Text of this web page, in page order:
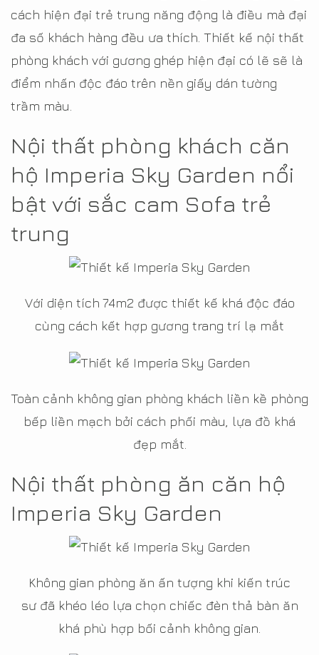
cách hiện đại trẻ trung năng động là điều mà đại
đa số khách hàng đều ưa thích. Thiết kế nội thất
phòng khách với gương ghép hiện đại có lẽ sẽ là
điểm nhấn độc đáo trên nền giấy dán tường
trầm màu.
Nội thất phòng khách căn
hộ Imperia Sky Garden nổi
bật với sắc cam Sofa trẻ
trung
Với diện tích 74m2 được thiết kế khá độc đáo
cùng cách kết hợp gương trang trí lạ mắt
Toàn cảnh không gian phòng khách liền kề phòng
bếp liền mạch bởi cách phối màu, lựa đồ khá
đẹp mắt.
Nội thất phòng ăn căn hộ
Imperia Sky Garden
Không gian phòng ăn ấn tượng khi kiến trúc
sư đã khéo léo lựa chọn chiếc đèn thả bàn ăn
khá phù hợp bối cảnh không gian.